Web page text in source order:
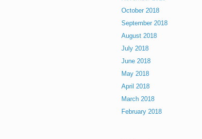
October 2018
September 2018
August 2018
July 2018
June 2018
May 2018
April 2018
March 2018
February 2018